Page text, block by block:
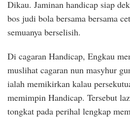
Dikau. Jaminan handicap siap
bos judi bola bersama bersama
semuanya berselisih.
Di cagaran Handicap, Engkau
muslihat cagaran nun masyhur
ialah memikirkan kalau
memimpin Handicap. Tersebut
tongkat pada perihal lengkap